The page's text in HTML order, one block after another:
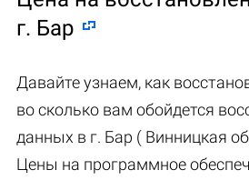
г. Бар
Давайте узнаем, как
во сколько вам обойдется
данных в г. Бар ( Винницкая
Цены на программное